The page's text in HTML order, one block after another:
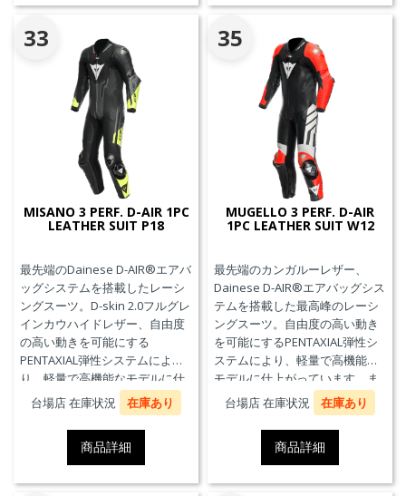
ジェネレーター(ガス発生器本体)
の交換が必要です。
33
MISANO 3 PERF. D-AIR 1PC
LEATHER SUIT P18
最先端のDainese D-AIR®エアバ
ッグシステムを搭載したレーシ
ングスーツ。D-skin 2.0フルグレ
インカウハイドレザー、自由度
の高い動きを可能にする
PENTAXIAL弾性システムによ
り、軽量で高機能なモデルに仕
上がっています。また、エアバ
ッグ本体が最大3回の起爆まで繰
り返し利用可能なTriple-
Activation D-air®Racing エアバ
ッグを搭載しています。※別途
ジェネレーター(ガス発生器本体)
台場店 在庫状況 在庫あり
商品詳細
35
MUGELLO 3 PERF. D-AIR
1PC LEATHER SUIT W12
最先端のカンガルーレザー、
Dainese D-AIR®エアバッグシス
テムを搭載した最高峰のレーシ
ングスーツ。自由度の高い動き
を可能にするPENTAXIAL弾性シ
ステムにより、軽量で高機能な
モデルに仕上がっています。ま
た、エアバッグ本体が最大3回の
起爆まで繰り返し利用可能な
Triple-Activation D-air®Racing
エアバッグを搭載しています。
※別途ジェネレーター(ガス発生
器本体)の交換が必要です。MFJ
台場店 在庫状況 在庫あり
商品詳細